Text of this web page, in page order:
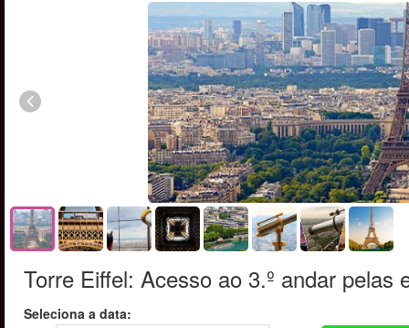
Torre Eiffel: Acesso ao 3.º andar pelas
Seleciona a data: